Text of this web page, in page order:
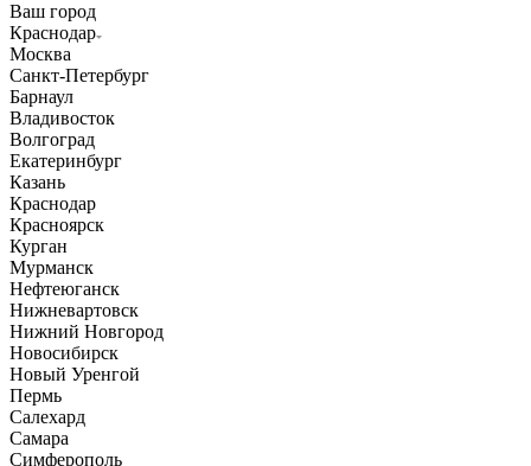
Ваш город
Краснодар
Москва
Санкт-Петербург
Барнаул
Владивосток
Волгоград
Екатеринбург
Казань
Краснодар
Красноярск
Курган
Мурманск
Нефтеюганск
Нижневартовск
Нижний Новгород
Новосибирск
Новый Уренгой
Пермь
Салехард
Самара
Симферополь